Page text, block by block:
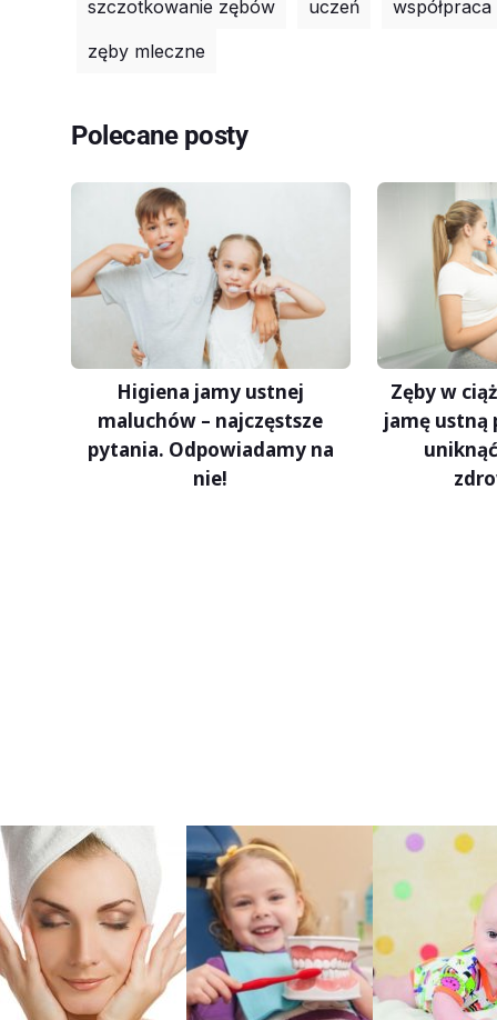
szczotkowanie zębów uczeń
zęby mleczne
Polecane posty
Higiena jamy ustnej
maluchów – najczęstsze
pytania. Odpowiadamy na
nie!
Zęby w
jamę ustną